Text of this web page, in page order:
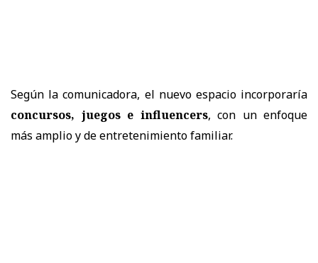
Según la comunicadora, el nuevo espacio incorporaría
concursos, juegos e influencers, con un enfoque
más amplio y de entretenimiento familiar.